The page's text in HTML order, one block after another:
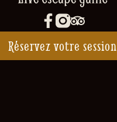
Réservez votre session